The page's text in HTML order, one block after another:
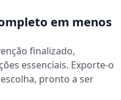
em menos
finalizado,
essenciais. Exporte-o
pronto a ser